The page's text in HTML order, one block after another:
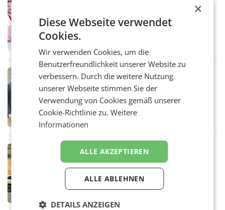
Penny modernisiert zwei Filialen in
Ober- und Niederösterreich
WIENER NEUDORF. – Im Rahmen einer
laufenden Modernisierungsoffensive
Oberösterreich. Die beiden Standorte liegen
in Haag sowie im rund
Alles bereit für den Wechsel: Jürgen
Albrecht setzt ab 1.1.2027 auf Adeg
WIENER NEUDORF. – Die geplante
Zusammenarbeit zwischen Adeg und dem
kartellrechtlich freigegeben: Die
Bundeskartellanwalt
MOBILITY BUSINESS
Rekordergebnis im Juli: Leapmotor
verdoppelt Auslieferungen und
überschreitet die 100.000er-Marke
– Im Juli 2026 erreichte Leapmotor einen
wichtigen Meilenstein und lieferte weltweit
101.267 Fahrzeuge aus, womit sich das
×
Diese Webseite verwendet
Cookies.
Wir verwenden Cookies, um die
Benutzerfreundlichkeit unserer Website zu
verbessern. Durch die weitere Nutzung
unserer Webseite stimmen Sie der
Verwendung von Cookies gemäß unserer
Cookie-Richtlinie zu.Weitere
Informationen
ALLE AKZEPTIEREN
ALLE ABLEHNEN
DETAILS ANZEIGEN